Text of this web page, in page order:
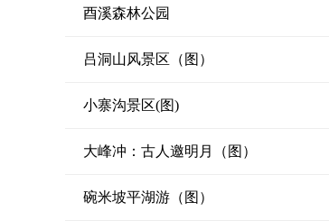
酉溪森林公园
吕洞山风景区（图）
小寨沟景区(图)
大峰冲：古人邀明月（图）
碗米坡平湖游（图）